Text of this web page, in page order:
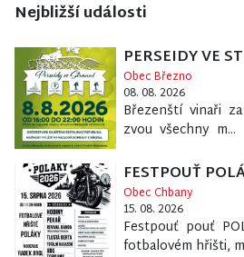
Nejbližší události
PERSEIDY VE
Obec Březno
08. 08. 2026
Březenští vinaři
zvou všechny m...
FESTPOUŤ
Obec Chbany
15. 08. 2026
Festpouť pouť
fotbalovém hřišti,